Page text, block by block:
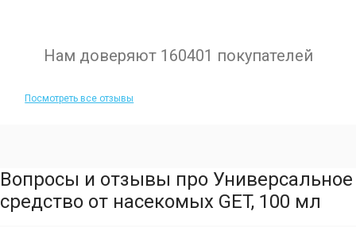
Нам доверяют 160401 покупателей
Посмотреть все отзывы
Вопросы и отзывы про Универсальное
средство от насекомых GET, 100 мл